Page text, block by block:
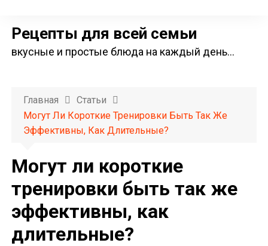
Рецепты для всей семьи
вкусные и простые блюда на каждый день…
Главная
Статьи
Могут Ли Короткие Тренировки Быть Так Же
Эффективны, Как Длительные?
Могут ли короткие
тренировки быть так же
эффективны, как
длительные?